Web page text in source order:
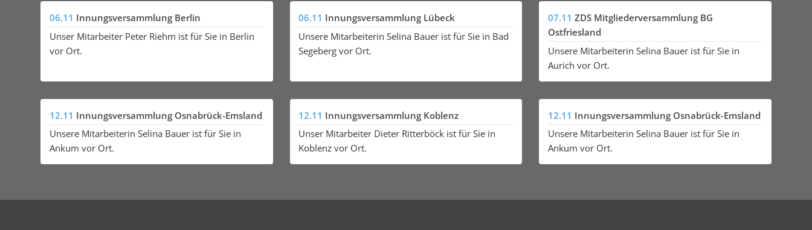
06.11 Innungsversammlung Berlin
Unser Mitarbeiter Peter Riehm ist für Sie in Berlin
vor Ort.
06.11 Innungsversammlung Lübeck
Unsere Mitarbeiterin Selina Bauer ist für Sie in Bad
Segeberg vor Ort.
07.11 ZDS Mitgliederversammlung BG
Ostfriesland
Unsere Mitarbeiterin Selina Bauer ist für Sie in
Aurich vor Ort.
12.11 Innungsversammlung Osnabrück-Emsland
Unsere Mitarbeiterin Selina Bauer ist für Sie in
Ankum vor Ort.
12.11 Innungsversammlung Koblenz
Unser Mitarbeiter Dieter Ritterböck ist für Sie in
Koblenz vor Ort.
12.11 Innungsversammlung Osnabrück-Emsland
Unsere Mitarbeiterin Selina Bauer ist für Sie in
Ankum vor Ort.